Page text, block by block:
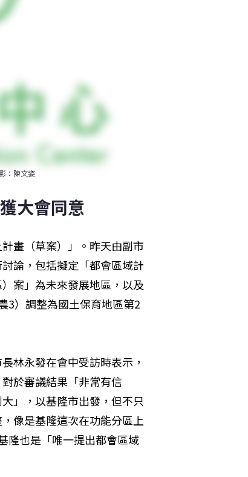
：陳文姿
大會同意
畫（草案）」。昨天由副市
論，包括擬定「都會區域計
案」為未來發展地區，以及
3）調整為國土保育地區第2
林永發在會中受訪時表示，
於審議結果「非常有信
」，以基隆市出發，但不只
像是基隆這次在功能分區上
隆也是「唯一提出都會區域